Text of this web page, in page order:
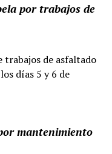
por trabajos de
de asfaltado
días 5 y 6 de
mantenimiento